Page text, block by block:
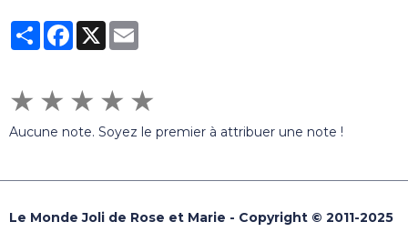
PartagerFacebook
X
★ ★ ★ ★ ★
Aucune note. Soyez le premier à attribuer une note !
Le Monde Joli de Rose et Marie - Copyright © 2011-2025